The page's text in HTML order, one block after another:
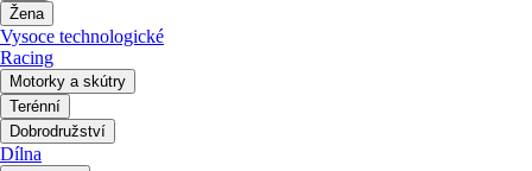
Žena
Vysoce technologické
Racing
Motorky a skútry
Terénní
Dobrodružství
Dílna